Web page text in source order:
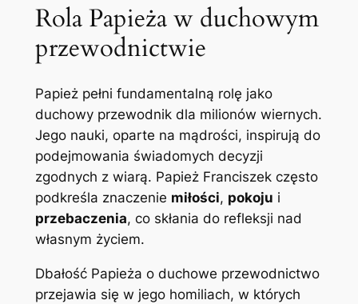
Rola Papieża w duchowym
przewodnictwie
Papież pełni fundamentalną rolę jako
duchowy przewodnik dla milionów wiernych.
Jego nauki, oparte na mądrości, inspirują do
podejmowania świadomych decyzji
zgodnych z wiarą. Papież Franciszek często
podkreśla znaczenie miłości, pokoju i
przebaczenia, co skłania do refleksji nad
własnym życiem.
Dbałość Papieża o duchowe przewodnictwo
przejawia się w jego homiliach, w których